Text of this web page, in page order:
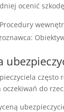
ocenić
często
do